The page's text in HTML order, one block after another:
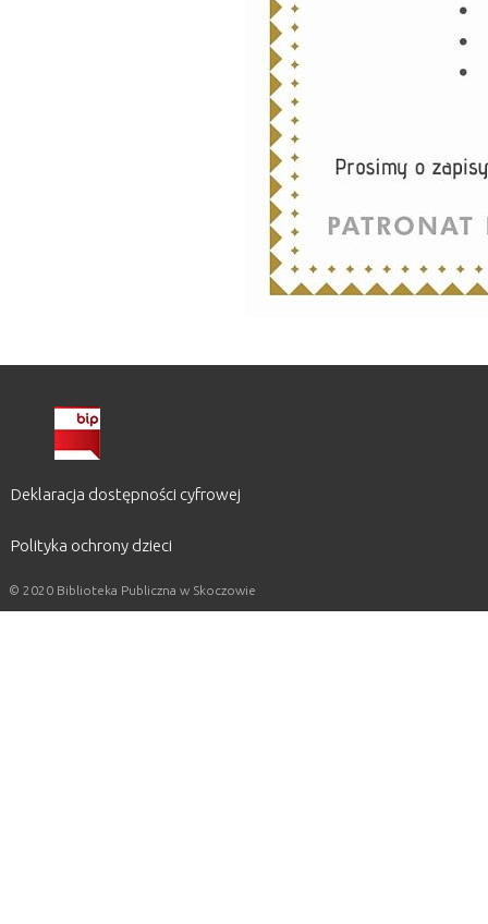
Polityka ochrony dzieci
Deklaracja dostępności cyfrowej
© 2020 Biblioteka Publiczna w Skoczowie